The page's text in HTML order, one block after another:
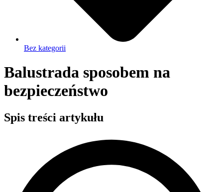
Bez kategorii
Balustrada sposobem na
bezpieczeństwo
Spis treści artykułu